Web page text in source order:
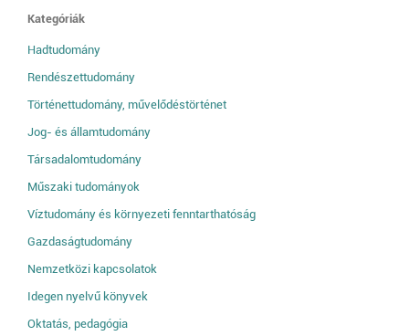
Kategóriák
Hadtudomány
Rendészettudomány
Történettudomány, művelődéstörténet
Jog- és államtudomány
Társadalomtudomány
Műszaki tudományok
Víztudomány és környezeti fenntarthatóság
Gazdaságtudomány
Nemzetközi kapcsolatok
Idegen nyelvű könyvek
Oktatás, pedagógia